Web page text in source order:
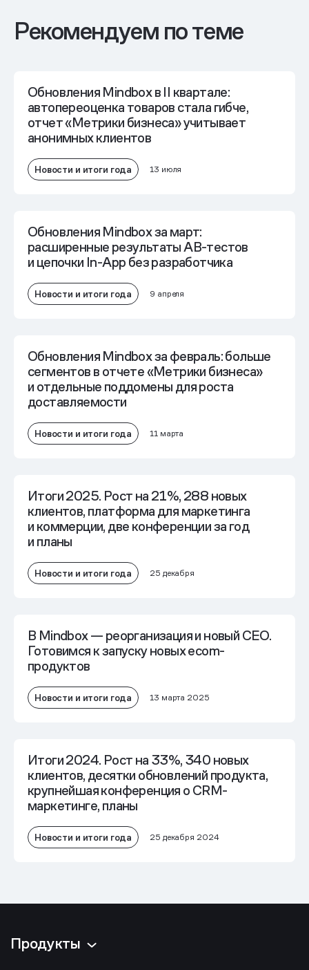
Рекомендуем по теме
Обновления Mindbox в II квартале:
автопереоценка товаров стала гибче,
отчет «Метрики бизнеса» учитывает
анонимных клиентов
Новости и итоги года 13 июля
Обновления Mindbox за март:
расширенные результаты AB-тестов
и цепочки In-App без разработчика
Новости и итоги года 9 апреля
Обновления Mindbox за февраль: больше
сегментов в отчете «Метрики бизнеса»
и отдельные поддомены для роста
доставляемости
Новости и итоги года 11 марта
Итоги 2025. Рост на 21%, 288 новых
клиентов, платформа для маркетинга
и коммерции, две конференции за год
и планы
Новости и итоги года 25 декабря
В Mindbox — реорганизация и новый CEO.
Готовимся к запуску новых ecom-
продуктов
Новости и итоги года 13 марта 2025
Итоги 2024. Рост на 33%, 340 новых
клиентов, десятки обновлений продукта,
крупнейшая конференция о CRM-
маркетинге, планы
Новости и итоги года 25 декабря 2024
Продукты